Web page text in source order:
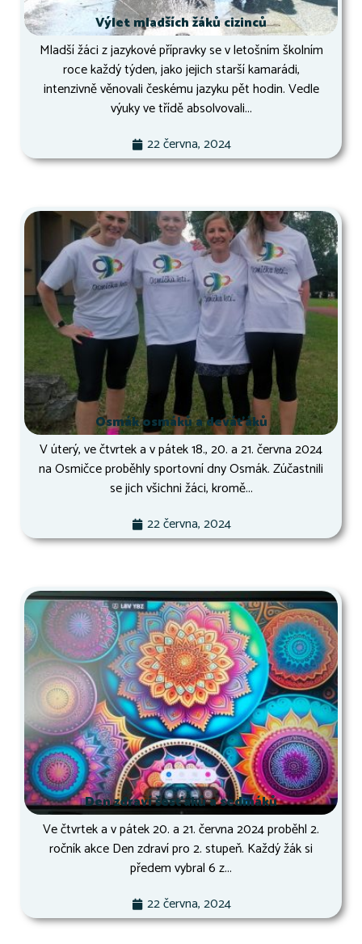
Výlet mladších žáků cizinců
Mladší žáci z jazykové přípravky se v letošním školním
roce každý týden, jako jejich starší kamarádi,
intenzivně věnovali českému jazyku pět hodin. Vedle
výuky ve třídě absolvovali...
22 června, 2024
Osmák osmáků a deváťáků
V úterý, ve čtvrtek a v pátek 18., 20. a 21. června 2024
na Osmičce proběhly sportovní dny Osmák. Zúčastnili
se jich všichni žáci, kromě...
22 června, 2024
Den zdraví šesťáků a sedmáků
Ve čtvrtek a v pátek 20. a 21. června 2024 proběhl 2.
ročník akce Den zdraví pro 2. stupeň. Každý žák si
předem vybral 6 z...
22 června, 2024